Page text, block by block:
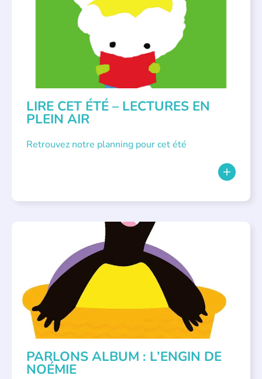
LITTÉRATURE JEUNESSE
LIRE CET ÉTÉ – LECTURES EN
PLEIN AIR
Retrouvez notre planning pour cet été
PARLONS ALBUM : L’ENGIN DE
NOÉMIE